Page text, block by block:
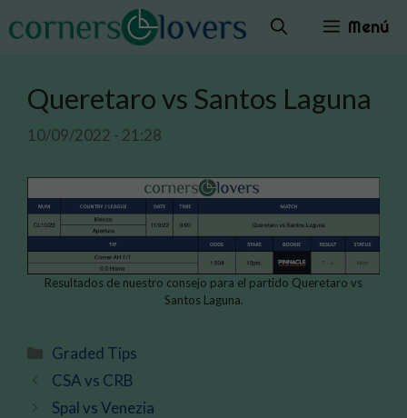
al
Menú
Queretaro vs Santos Laguna
10/09/2022 - 21:28
Resultados de nuestro consejo para el partido Queretaro vs
Santos Laguna.
Categorías
Graded Tips
CSA vs CRB
Spal vs Venezia